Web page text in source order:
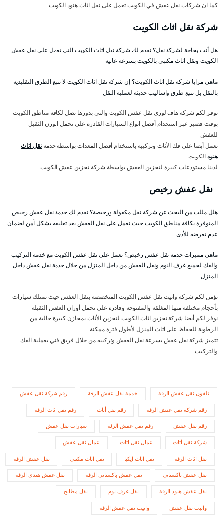
كما ان شركات نقل عفش في الكويت تعمل على نقل اثاث هنود الكويت
شركة نقل اثاث الكويت
هل أنت بحاجة لشركة نقل؟ نقدم لك شركة نقل اثاث الكويت التي تعمل على نقل عفش
الكويت ونقل اثاث مكتبي بالكويت بسرعة عالية
ماهي مزايا شركة نقل اثاث الكويت؟ إن شركة نقل اثاث الكويت لا تتبع الطرق التقليدية
بالنقل بل تتبع طرق واساليب حديثة لعملية النقل
نوفر لكم شركة هاف لوري نقل عفش الكويت والتي بدورها تصل لكافة مناطق الكويت
بوقت قصير عبر استخدام أفضل انواع السيارات القادرة على تحمل الوزن الثقيل
للعفش
نعمل أيضا على فك الأثاث وتركيبه باستخدام أفضل المعدات بواسطة خدمة نقل اثاث
هنودالكويت
لدينا مستودعات كبيرة لتخزين العفش بواسطة شركة تخزين عفش الكويت
نقل عفش رخيص
هلل مللت من البحث عن شركة نقل مكفولة ورخيصة؟ نقدم لك خدمة نقل عفش رخيص
المتوفرة بكافة مناطق الكويت حيث نعمل على نقل العفش بعد تغليفه بشكل آمن لضمان
عدم تعرضه للأذى
ماهي مميزات خدمة نقل عفش رخيص؟ نعمل على نقل عفش الكويت مع خدمة التركيب
والفك لجميع غرف النوم ونقل العفش من داخل المنزل من خلال خدمة نقل عفش داخل
المنزل
نؤمن لكم شركة وانيت نقل عفش الكويت المتخصصة بنقل العفش حيث تمتلك سيارات
بأحجام مختلفة منها المغلقة والمفتوحة وقادرة على تحمل أوزان العفش الثقيلة
نوفر لكم أيضا شركة تخزين اثاث الكويت لتخزين الأثاث بمخازن كبيرة خالية من
الرطوبة للحفاظ على اثاث المنزل لأطول فترة ممكنة
تتميز شركة نقل عفش بسرعة نقل العفش وتركيبه من خلال فريق فني بعملية الفك
والتركيب
تلفون نقل عفش الرقة خدمة نقل عفش الرقة رقم شركة نقل عفش
رقم شركة نقل عفش الرقة رقم نقل أثاث رقم نقل اثاث الرقة
رقم نقل عفش رقم نقل عفش الرقة سيارات نقل عفش
شركة نقل أثاث عمال نقل اثاث عمال نقل عفش
نقل اثاث الرقة نقل اثاث ايكيا نقل اثاث مكتبي نقل عفش الرقة
نقل عفش باكستاني نقل عفش باكستاني الرقة نقل عفش هندي الرقة
نقل عفش هنود الرقة نقل غرف نوم نقل مطابخ
وانيت نقل عفش وانيت نقل عفش الرقة